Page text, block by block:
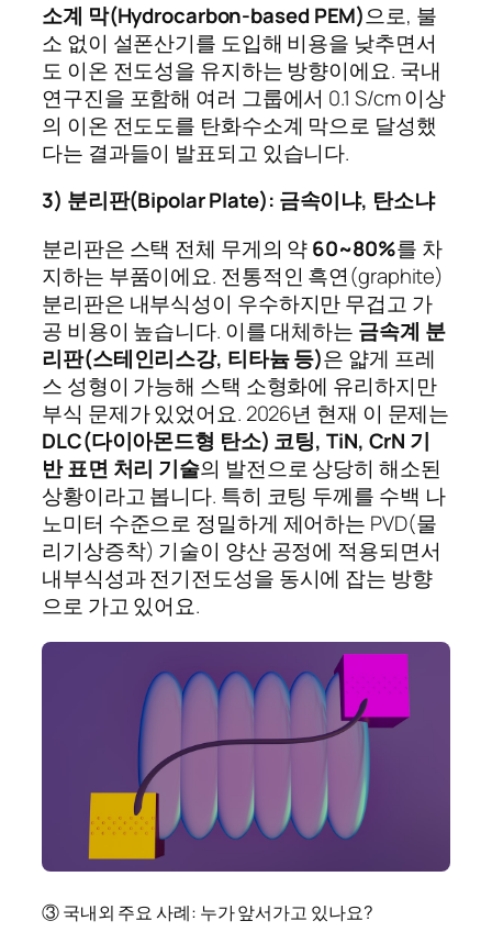
소계 막(Hydrocarbon-based PEM)으로, 불
소 없이 설폰산기를 도입해 비용을 낮추면서
도 이온 전도성을 유지하는 방향이에요. 국내
연구진을 포함해 여러 그룹에서 0.1 S/cm 이상
의 이온 전도도를 탄화수소계 막으로 달성했
다는 결과들이 발표되고 있습니다.
3) 분리판(Bipolar Plate): 금속이냐, 탄소냐
분리판은 스택 전체 무게의 약60~80%를 차
지하는 부품이에요. 전통적인 흑연(graphite)
분리판은 내부식성이 우수하지만 무겁고 가
공 비용이 높습니다. 이를 대체하는 금속계 분
리판(스테인리스강, 티타늄 등)은 얇게 프레
스 성형이 가능해 스택 소형화에 유리하지만
부식 문제가 있었어요. 2026년 현재 이 문제는
DLC(다이아몬드형 탄소) 코팅, TiN, CrN 기
반 표면 처리 기술의 발전으로 상당히 해소된
상황이라고 봅니다. 특히 코팅 두께를 수백 나
노미터 수준으로 정밀하게 제어하는 PVD(물
리기상증착) 기술이 양산 공정에 적용되면서
내부식성과 전기전도성을 동시에 잡는 방향
으로 가고 있어요.
③ 국내외 주요 사례: 누가 앞서가고 있나요?